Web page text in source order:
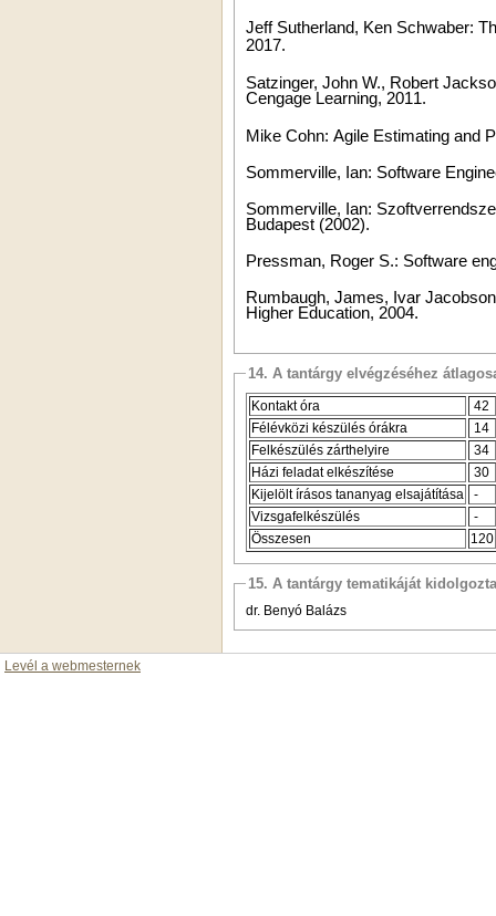
Jeff Sutherland, Ken Schwaber:
2017.
Satzinger, John W., Robert
Cengage Learning, 2011.
Mike Cohn: Agile Estimating and
Sommerville, Ian: Software
Sommerville, Ian:
Budapest (2002).
Pressman, Roger S.: Software
Rumbaugh, James, Ivar
Higher Education, 2004.
14. A tantárgy elvégzéséhez
Kontakt óra
42
Félévközi készülés órákra
14
Felkészülés zárthelyire
34
Házi feladat elkészítése
30
Kijelölt írásos tananyag elsajátítása
-
Vizsgafelkészülés
-
Összesen
120
15. A tantárgy tematikáját kidolgozta
dr. Benyó Balázs
Levél a webmesternek